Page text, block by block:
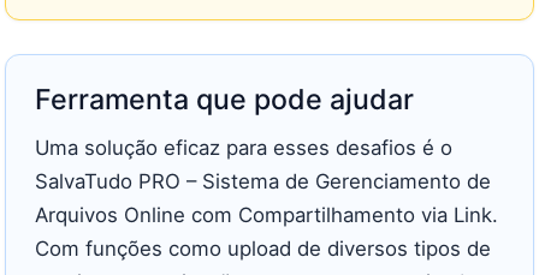
Ferramenta que pode ajudar
Uma solução eficaz para esses desafios é o
SalvaTudo PRO – Sistema de Gerenciamento de
Arquivos Online com Compartilhamento via Link.
Com funções como upload de diversos tipos de